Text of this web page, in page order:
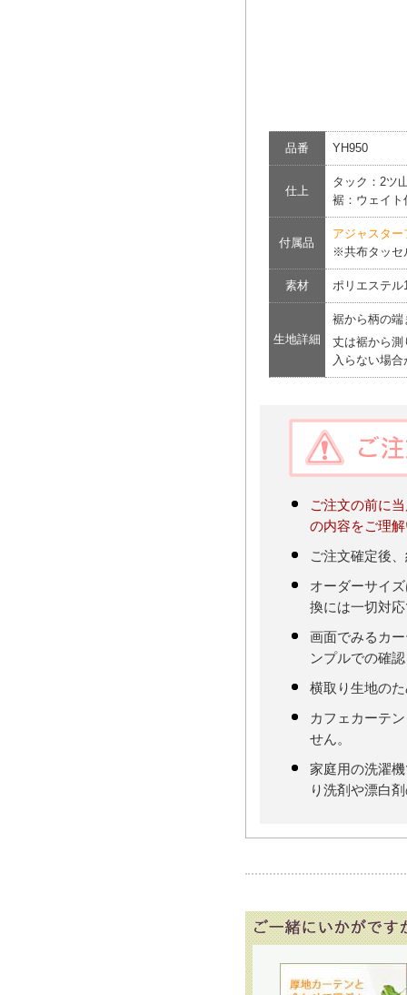
品番 YH950
仕上
タック：2ツ
裾：ウェイト
付属品
アジャスター
※共布タッセ
素材 ポリエステル
生地詳細
裾から柄の
丈は裾から測
入らない場
ご注文の前に
の内容をご理
ご注文確定後
オーダーサイ
換には一切対
画面でみるカ
ンプルでの確
横取り生地の
カフェカーテ
せん。
家庭用の洗濯
り洗剤や漂白